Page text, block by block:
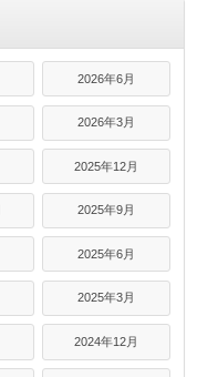
2026年6月
2026年3月
2025年12月
2025年9月
2025年6月
2025年3月
2024年12月